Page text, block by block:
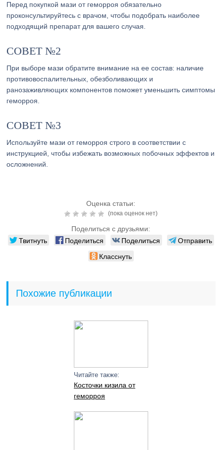
Перед покупкой мази от геморроя обязательно
проконсультируйтесь с врачом, чтобы подобрать наиболее
подходящий препарат для вашего случая.
СОВЕТ №2
При выборе мази обратите внимание на ее состав: наличие
противовоспалительных, обезболивающих и
ранозаживляющих компонентов поможет уменьшить симптомы
геморроя.
СОВЕТ №3
Используйте мази от геморроя строго в соответствии с
инструкцией, чтобы избежать возможных побочных эффектов и
осложнений.
Оценка статьи:
(пока оценок нет)
Поделиться с друзьями:
Твитнуть Поделиться Поделиться
Отправить
Класснуть
Похожие публикации
Читайте также:
Косточки кизила от
геморроя